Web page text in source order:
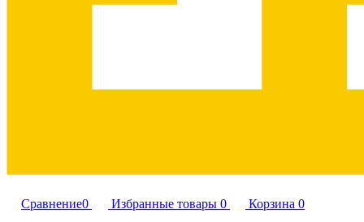
Сравнение0 Избранные товары 0 Корзина 0